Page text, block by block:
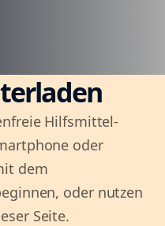
Hilfsmittel-
oder
dem
oder nutzen
Seite.